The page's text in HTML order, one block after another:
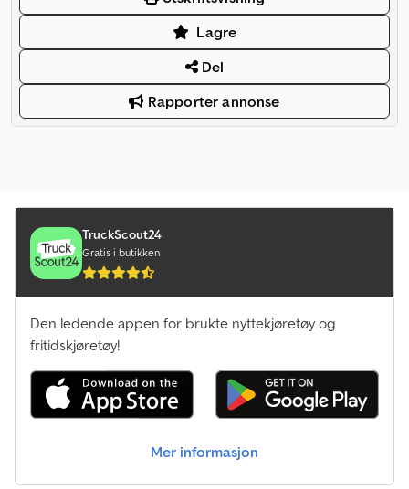
Lagre
Del
Rapporter annonse
TruckScout24
Gratis i butikken
Den ledende appen for brukte nyttekjøretøy og
fritidskjøretøy!
Mer informasjon